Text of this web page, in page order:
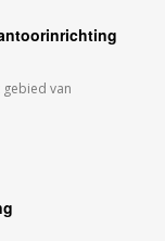
van